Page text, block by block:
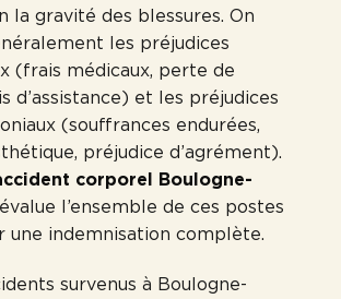
la gravité des blessures. On
les préjudices
(frais médicaux, perte de
d’assistance) et les préjudices
(souffrances endurées,
préjudice d’agrément).
corporel Boulogne-
évalue l’ensemble de ces postes
une indemnisation complète.
survenus à Boulogne-